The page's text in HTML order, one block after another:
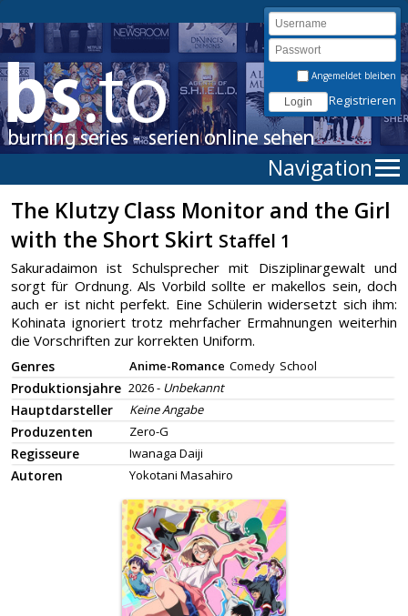
Angemeldet bleiben
Registrieren
Navigation
The Klutzy Class Monitor and the Girl
with the Short Skirt Staffel 1
Sakuradaimon ist Schulsprecher mit Disziplinargewalt und
sorgt für Ordnung. Als Vorbild sollte er makellos sein, doch
auch er ist nicht perfekt. Eine Schülerin widersetzt sich ihm:
Kohinata ignoriert trotz mehrfacher Ermahnungen weiterhin
die Vorschriften zur korrekten Uniform.
Genres Anime-Romance Comedy School
Produktionsjahre 2026 - Unbekannt
Hauptdarsteller Keine Angabe
Produzenten Zero-G
Regisseure Iwanaga Daiji
Autoren Yokotani Masahiro